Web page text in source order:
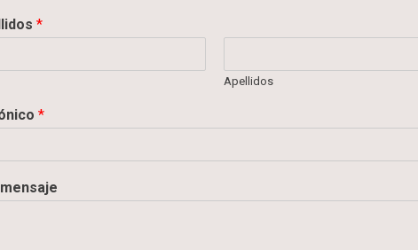
*
Apellidos
*